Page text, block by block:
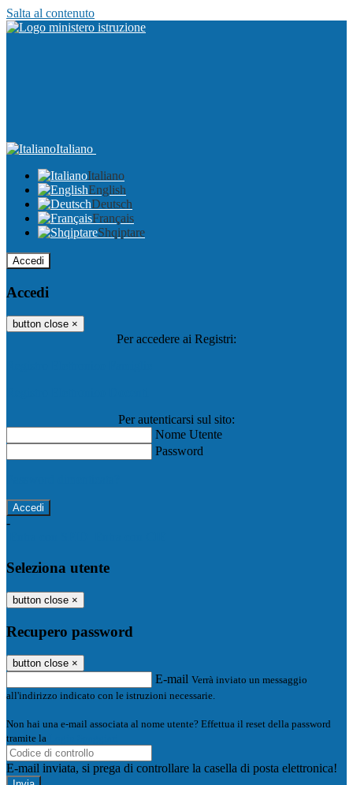
Salta al contenuto
Italiano
Italiano
English
Deutsch
Français
Shqiptare
Accedi
Accedi
button close ×
Per accedere ai Registri:
Per autenticarsi sul sito:
Nome Utente
Password
-
Seleziona utente
button close ×
Recupero password
button close ×
E-mail Verrà inviato un messaggio
all'indirizzo indicato con le istruzioni necessarie.
Non hai una e-mail associata al nome utente? Effettua il reset della password
tramite la
E-mail inviata, si prega di controllare la casella di posta elettronica!